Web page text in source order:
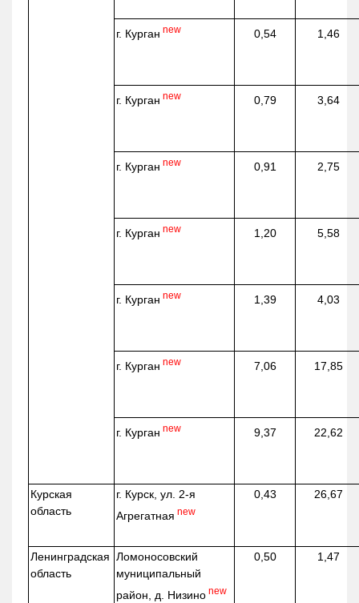
г. Курган new 0,54 1,46
г. Курган new 0,79 3,64
г. Курган new 0,91 2,75
г. Курган new 1,20 5,58
г. Курган new 1,39 4,03
г. Курган new 7,06 17,85
г. Курган new 9,37 22,62
Курская
область
г. Курск, ул. 2-я
Агрегатная new
0,43 26,67
Ленинградская
область
Ломоносовский
муниципальный
район, д. Низино new
0,50 1,47